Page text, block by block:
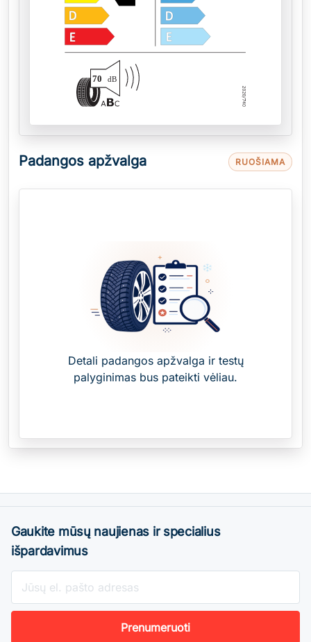
70 dB
Padangos apžvalga RUOŠIAMA
Detali padangos apžvalga ir testų
palyginimas bus pateikti vėliau.
Gaukite mūsų naujienas ir specialius
išpardavimus